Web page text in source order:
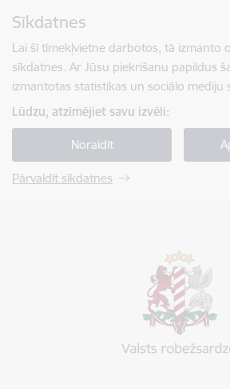
Sīkdatnes
Lai šī tīmekļvietne darbotos, tā izmanto
sīkdatnes. Ar Jūsu piekrišanu papildus
izmantotas statistikas un sociālo mediju
Lūdzu, atzīmējiet savu izvēli:
Noraidīt
Pārvaldīt sīkdatnes